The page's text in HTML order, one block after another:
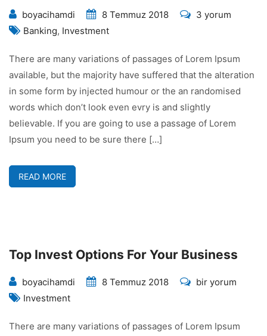
boyacihamdi 8 Temmuz 2018
Financial
Could
More
için
3 yorum
Banking, Investment
There are many variations of passages of Lorem Ipsum
available, but the majority have suffered that the alteration
in some form by injected humour or the an randomised
words which don’t look even evry is and slightly
believable. If you are going to use a passage of Lorem
Ipsum you need to be sure there […]
READ MORE
Top Invest Options For Your Business
boyacihamdi 8 Temmuz 2018
Top
For
bir yorum
Investment
There are many variations of passages of Lorem Ipsum